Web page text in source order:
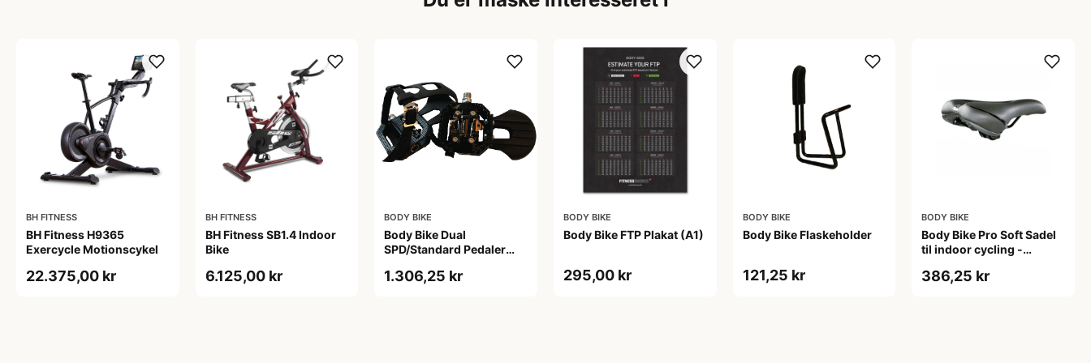
BH FITNESS
BH Fitness H9365
Exercycle Motionscykel
22.375,00 kr
BH FITNESS
BH Fitness SB1.4 Indoor
Bike
6.125,00 kr
BODY BIKE
Body Bike Dual
SPD/Standard Pedaler
1.306,25 kr
BODY BIKE
Body Bike FTP Plakat (A1)
295,00 kr
BODY BIKE
Body Bike Flaskeholder
121,25 kr
BODY BIKE
Body Bike Pro Soft Sadel
til indoor cycling -
386,25 kr